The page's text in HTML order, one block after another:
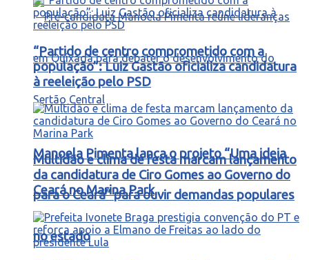
Manoela Pimenta lança o projeto “Uma ideia
para o Ceará” para ouvir demandas populares
no estado
“Partido de centro comprometido com a
população”: Luiz Gastão oficializa candidatura
à reeleição pelo PSD
Multidão e clima de festa marcam lançamento
da candidatura de Ciro Gomes ao Governo do
Ceará no Marina Park